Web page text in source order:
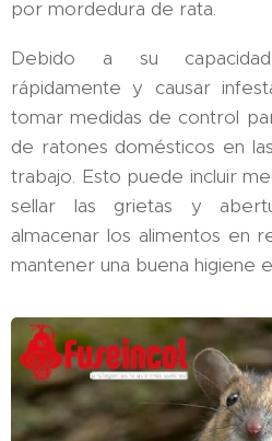
por mordedura de rata.
Debido a su
rápidamente y causar
tomar medidas de control
de ratones domésticos en
trabajo. Esto puede incluir
sellar las grietas y
almacenar los alimentos en
mantener una buena higiene